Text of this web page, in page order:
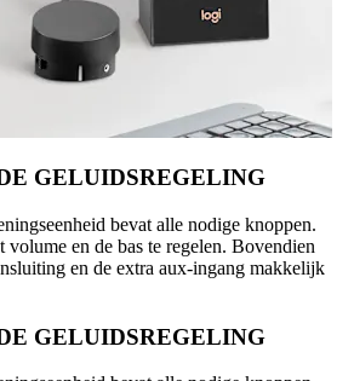
GELUIDSREGELING
bevat alle nodige knoppen.
volume en de bas te regelen. Bovendien
en de extra aux-ingang makkelijk
GELUIDSREGELING